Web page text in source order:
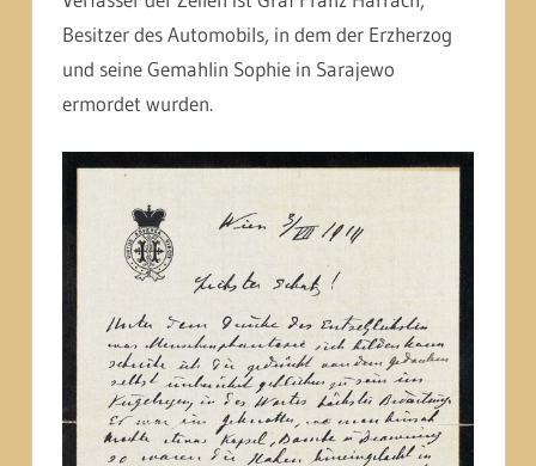
Besitzer des Automobils, in dem der Erzherzog
und seine Gemahlin Sophie in Sarajewo
ermordet wurden.